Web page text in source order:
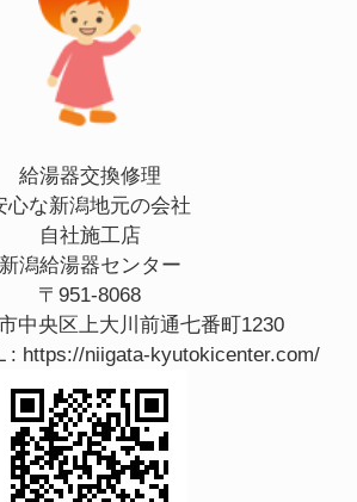
給湯器交換修理
心な新潟地元の会社
自社施工店
新潟給湯器センター
〒951-8068
中央区上大川前通七番町1230
: https://niigata-kyutokicenter.com/